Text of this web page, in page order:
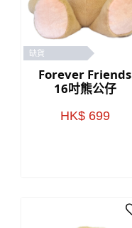
缺貨
Forever Friends
16吋熊公仔
HK$ 699